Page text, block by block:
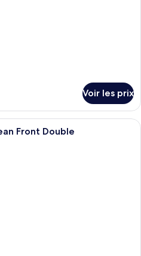
Voir les prix
Un salon moderne avec un canapé,
Front Double